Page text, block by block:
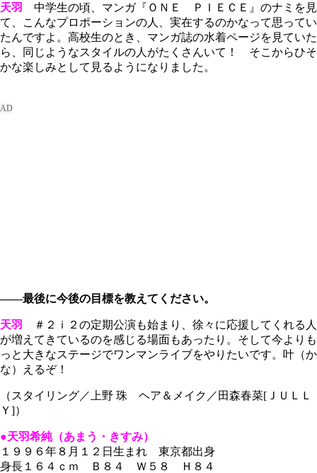
天羽
中学生の頃、マンガ『ＯＮＥ ＰＩＥＣＥ』のナミを見
て、こんなプロポーションの人、実在するのかなって思ってい
たんですよ。高校生のとき、マンガ誌の水着ページを見ていた
ら、同じようなスタイルの人がたくさんいて！ そこからひそ
かな楽しみとして見るようになりました。
――最後に今後の目標を教えてください。
天羽
＃２ｉ２の定期公演も始まり、徐々に応援してくれる人
が増えてきているのを感じる場面もあったり。そして今よりも
っと大きなステージでワンマンライブをやりたいです。叶（か
な）えるぞ！
（スタイリング／上野 珠 ヘア＆メイク／田森春菜[ＪＵＬＬ
Ｙ]）
●天羽希純（あまう・きすみ）
１９９６年８月１２日生まれ 東京都出身
身長１６４ｃｍ Ｂ８４ Ｗ５８ Ｈ８４